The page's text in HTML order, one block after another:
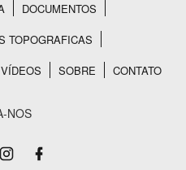
DOCUMENTOS
TOPOGRAFICAS
VÍDEOS SOBRE CONTATO
NOS